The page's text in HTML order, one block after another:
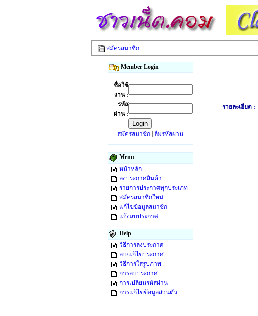
สมัครสมาชิก
Member Login
ชื่อใช้
งาน :
รหัส
ผ่าน :
สมัครสมาชิก ลืมรหัสผ่าน
Menu
หน้าหลัก
ลงประกาศสินค้า
รายการประกาศทุกประเภท
สมัครสมาชิกใหม่
แก้ไขข้อมูลสมาชิก
แจ้งลบประกาศ
Help
วิธีการลงประกาศ
ลบ/แก้ไขประกาศ
วิธีการใส่รูปภาพ
การลบประกาศ
การเปลี่ยนรหัสผ่าน
การแก้ไขข้อมูลส่วนตัว
รายละเอียด :